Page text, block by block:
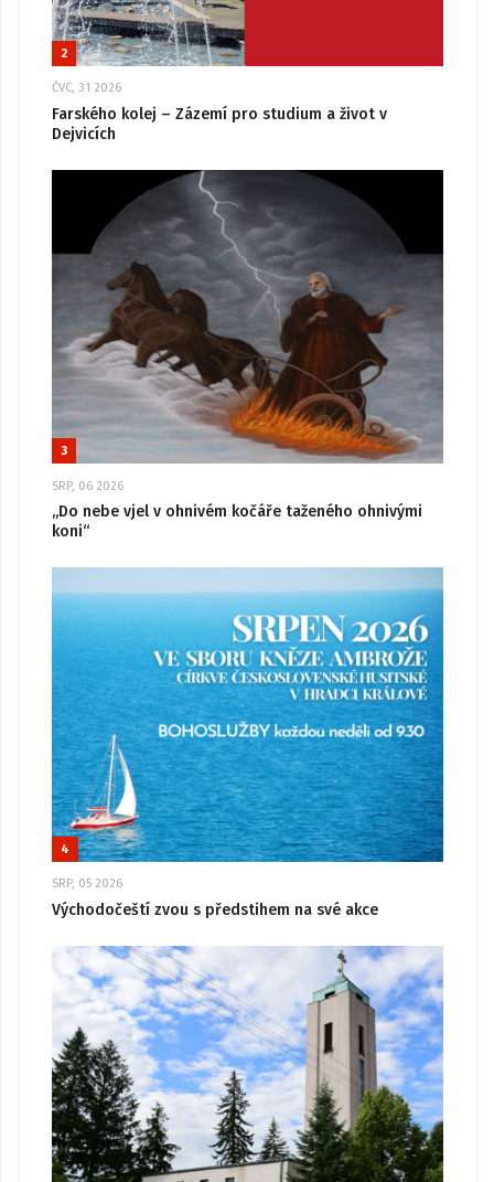
2
ČVC, 31 2026
Farského kolej – Zázemí pro studium a život v
Dejvicích
3
SRP, 06 2026
„Do nebe vjel v ohnivém kočáře taženého ohnivými
koni“
4
SRP, 05 2026
Východočeští zvou s předstihem na své akce